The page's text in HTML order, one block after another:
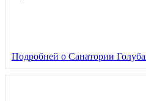
Подробней о Санатории